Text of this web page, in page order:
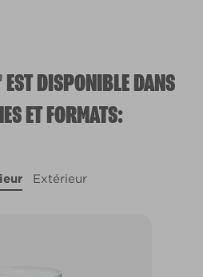
EST DISPONIBLE DANS
ET FORMATS:
Extérieur